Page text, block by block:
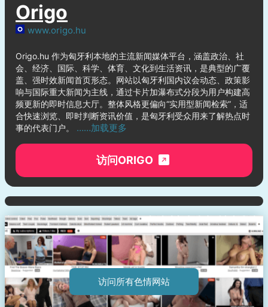
Origo
www.origo.hu
Origo.hu 作为匈牙利本地的主流新闻媒体平台，涵盖政治、社
会、经济、国际、科学、体育、文化到生活资讯，是典型的广覆
盖、强时效新闻首页形态。网站以匈牙利国内议会动态、政策影
响与国际重大新闻为主线，通过卡片加瀑布式分段为用户构建高
频更新的即时信息大厅。整体风格更偏向“实用型新闻检索”，适
合快速浏览、即时判断资讯价值，是匈牙利受众用来了解热点时
事的代表门户。 ……加载更多
访问ORIGO
访问所有色情网站